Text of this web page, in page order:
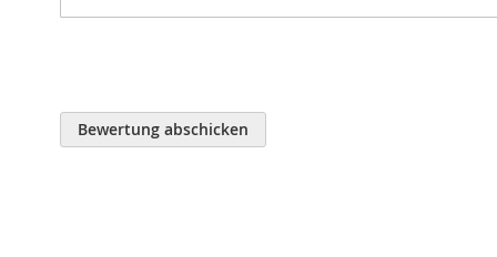
Bewertung abschicken